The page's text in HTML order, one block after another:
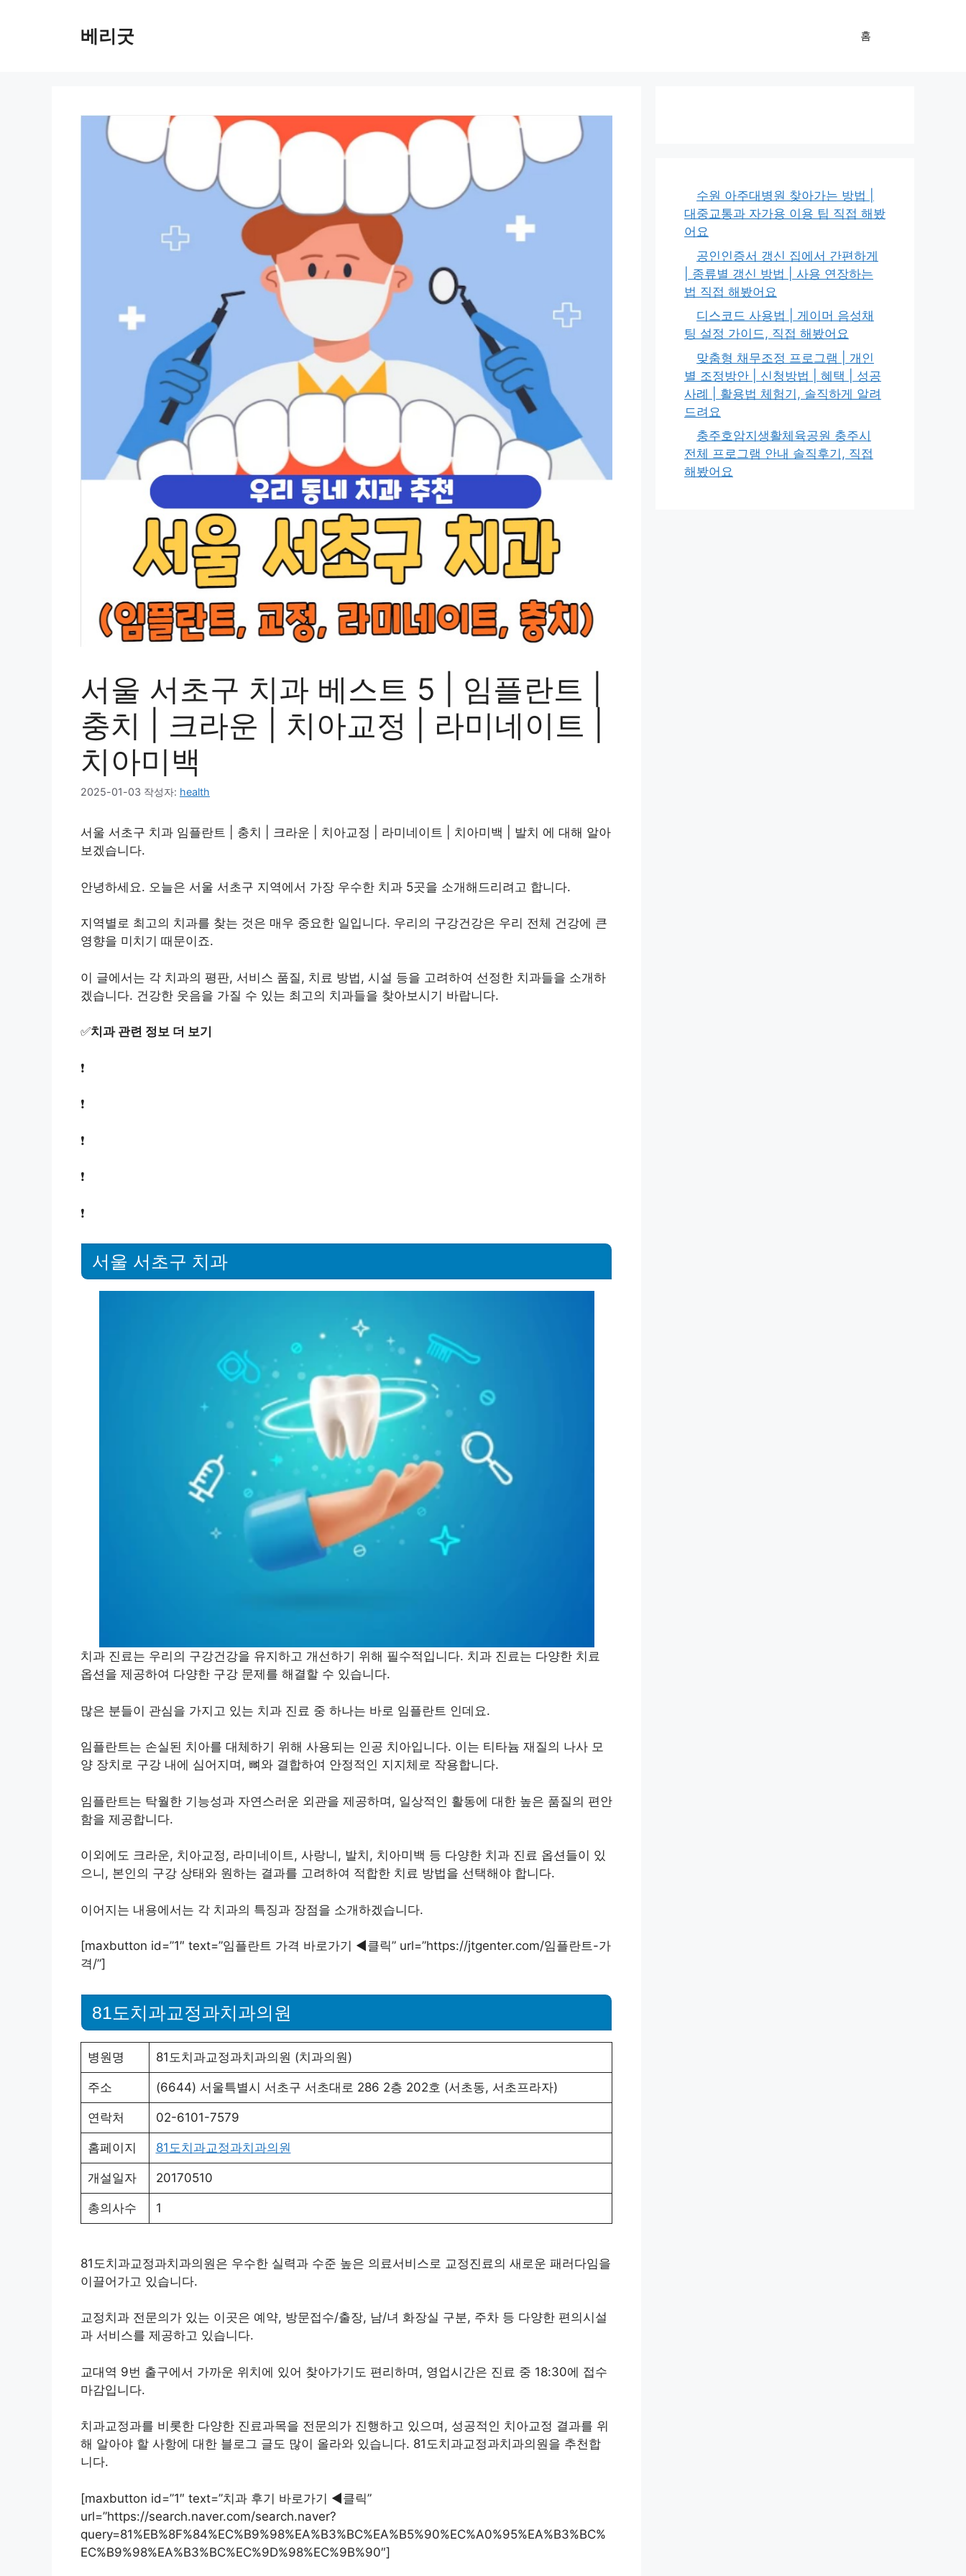
베리굿 홈
서울 서초구 치과 베스트 5 | 임플란트 |
충치 | 크라운 | 치아교정 | 라미네이트 |
치아미백
2025-01-03 작성자: health
서울 서초구 치과 임플란트 | 충치 | 크라운 | 치아교정 | 라미네이트 | 치아미백 | 발치 에 대해 알아
보겠습니다.
안녕하세요. 오늘은 서울 서초구 지역에서 가장 우수한 치과 5곳을 소개해드리려고 합니다.
지역별로 최고의 치과를 찾는 것은 매우 중요한 일입니다. 우리의 구강건강은 우리 전체 건강에 큰
영향을 미치기 때문이죠.
이 글에서는 각 치과의 평판, 서비스 품질, 치료 방법, 시설 등을 고려하여 선정한 치과들을 소개하
겠습니다. 건강한 웃음을 가질 수 있는 최고의 치과들을 찾아보시기 바랍니다.
✅치과 관련 정보 더 보기
❗
❗
❗
❗
❗
서울 서초구 치과
치과 진료는 우리의 구강건강을 유지하고 개선하기 위해 필수적입니다. 치과 진료는 다양한 치료
옵션을 제공하여 다양한 구강 문제를 해결할 수 있습니다.
많은 분들이 관심을 가지고 있는 치과 진료 중 하나는 바로 임플란트 인데요.
임플란트는 손실된 치아를 대체하기 위해 사용되는 인공 치아입니다. 이는 티타늄 재질의 나사 모
양 장치로 구강 내에 심어지며, 뼈와 결합하여 안정적인 지지체로 작용합니다.
임플란트는 탁월한 기능성과 자연스러운 외관을 제공하며, 일상적인 활동에 대한 높은 품질의 편안
함을 제공합니다.
이외에도 크라운, 치아교정, 라미네이트, 사랑니, 발치, 치아미백 등 다양한 치과 진료 옵션들이 있
으니, 본인의 구강 상태와 원하는 결과를 고려하여 적합한 치료 방법을 선택해야 합니다.
이어지는 내용에서는 각 치과의 특징과 장점을 소개하겠습니다.
[maxbutton id=”1″ text=”임플란트 가격 바로가기 ◀︎클릭” url=”https://jtgenter.com/임플란트-가
격/”]
81도치과교정과치과의원
병원명 81도치과교정과치과의원 (치과의원)
주소 (6644) 서울특별시 서초구 서초대로 286 2층 202호 (서초동, 서초프라자)
연락처 02-6101-7579
홈페이지 81도치과교정과치과의원
개설일자 20170510
총의사수 1
81도치과교정과치과의원은 우수한 실력과 수준 높은 의료서비스로 교정진료의 새로운 패러다임을
이끌어가고 있습니다.
교정치과 전문의가 있는 이곳은 예약, 방문접수/출장, 남/녀 화장실 구분, 주차 등 다양한 편의시설
과 서비스를 제공하고 있습니다.
교대역 9번 출구에서 가까운 위치에 있어 찾아가기도 편리하며, 영업시간은 진료 중 18:30에 접수
마감입니다.
치과교정과를 비롯한 다양한 진료과목을 전문의가 진행하고 있으며, 성공적인 치아교정 결과를 위
해 알아야 할 사항에 대한 블로그 글도 많이 올라와 있습니다. 81도치과교정과치과의원을 추천합
니다.
[maxbutton id=”1″ text=”치과 후기 바로가기 ◀︎클릭”
url=”https://search.naver.com/search.naver?
query=81%EB%8F%84%EC%B9%98%EA%B3%BC%EA%B5%90%EC%A0%95%EA%B3%BC%
EC%B9%98%EA%B3%BC%EC%9D%98%EC%9B%90″]
수원 아주대병원 찾아가는 방법 |
대중교통과 자가용 이용 팁 직접 해봤
어요
공인인증서 갱신 집에서 간편하게
| 종류별 갱신 방법 | 사용 연장하는
법 직접 해봤어요
디스코드 사용법 | 게이머 음성채
팅 설정 가이드, 직접 해봤어요
맞춤형 채무조정 프로그램 | 개인
별 조정방안 | 신청방법 | 혜택 | 성공
사례 | 활용법 체험기, 솔직하게 알려
드려요
충주호암지생활체육공원 충주시
전체 프로그램 안내 솔직후기, 직접
해봤어요